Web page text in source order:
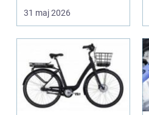
smidigt det ä...
31 maj 2026